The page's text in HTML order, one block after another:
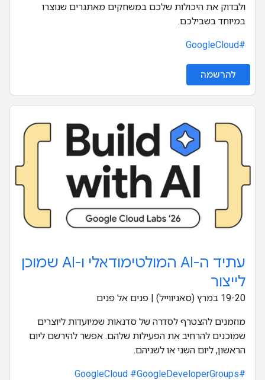
ולבדוק את היכולות שלכם במשחקים מאתגרים שנוצרו
במיוחד בשבילכם.
#GoogleCloud
להרשמה
עתיד ה-AI המולטימודאלי ו-AI שמוכן
לייצור
‫19-20 במרץ (סאניווייל) | פנים אל פנים
מוזמנים להצטרף לסדרה של סדנאות שמיועדות ליוצרים
שמוכנים להרחיב את הפעילות שלהם. אפשר להירשם ליום
הראשון, ליום השני או לשניהם.
#GoogleCloud
#GoogleDeveloperGroups